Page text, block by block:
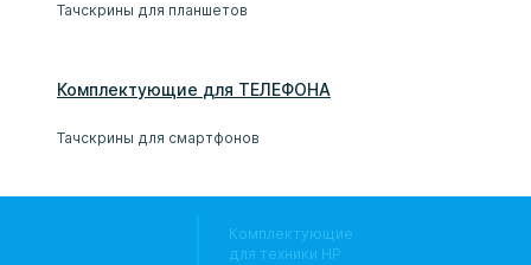
Тачскрины для планшетов
Комплектующие для ТЕЛЕФОНА
Тачскрины для смартфонов
Комплектующие
для техники HP